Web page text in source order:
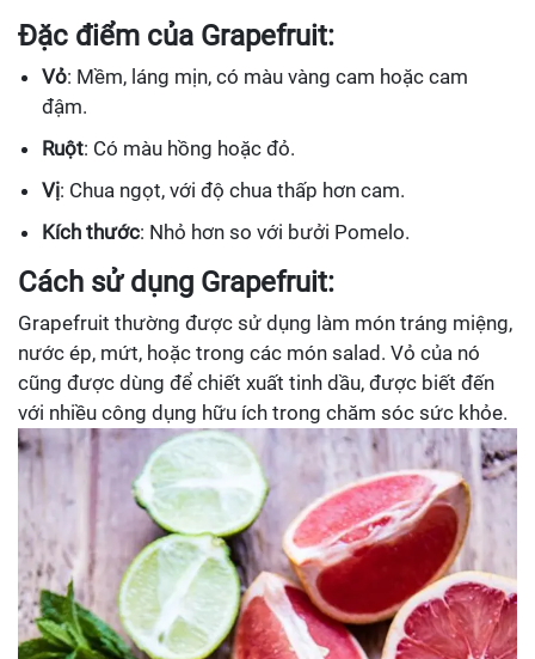
Đặc điểm của Grapefruit:
Vỏ: Mềm, láng mịn, có màu vàng cam hoặc cam
đậm.
Ruột: Có màu hồng hoặc đỏ.
Vị: Chua ngọt, với độ chua thấp hơn cam.
Kích thước: Nhỏ hơn so với bưởi Pomelo.
Cách sử dụng Grapefruit:
Grapefruit thường được sử dụng làm món tráng miệng,
nước ép, mứt, hoặc trong các món salad. Vỏ của nó
cũng được dùng để chiết xuất tinh dầu, được biết đến
với nhiều công dụng hữu ích trong chăm sóc sức khỏe.